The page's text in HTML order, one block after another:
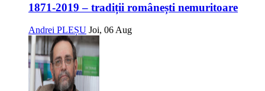
1871-2019 – tradiții românești nemuritoare
Andrei PLEȘU Joi, 06 Aug